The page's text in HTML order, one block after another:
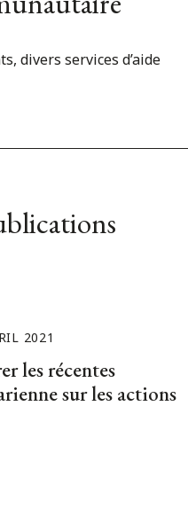
divers services d’aide
2021
les récentes
sur les actions